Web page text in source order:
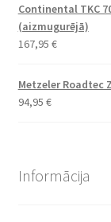
Continental TKC
(aizmugurējā)
167,95 €
Metzeler Roadtec
94,95 €
Informācija